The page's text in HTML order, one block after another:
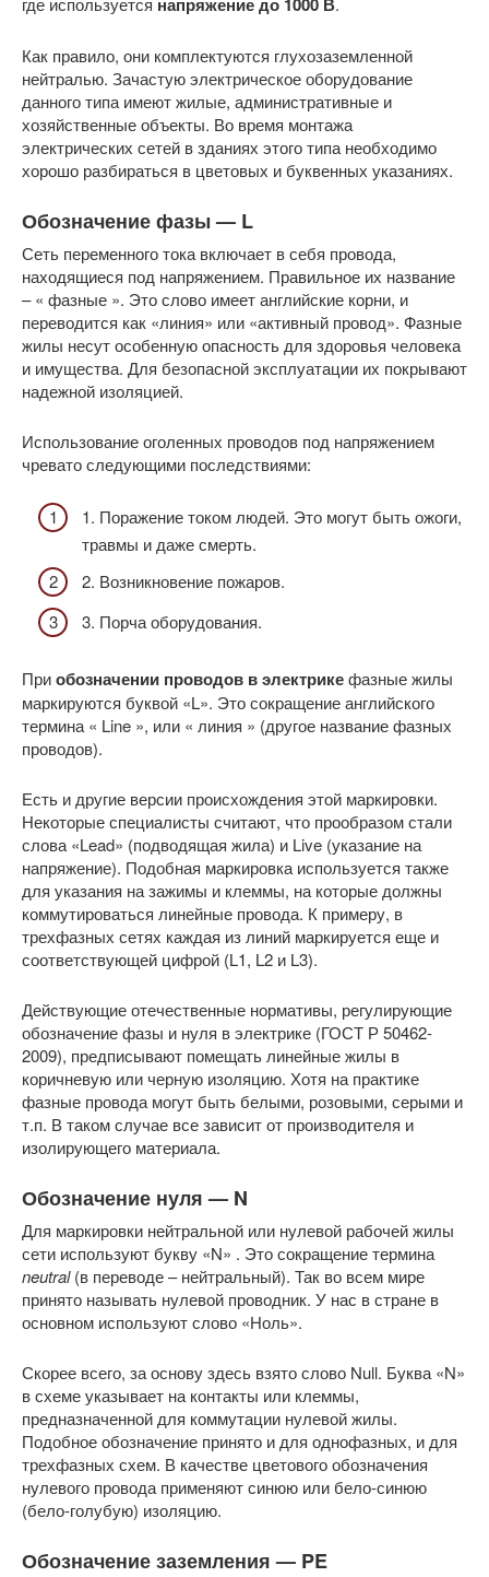
Как правило, они комплектуются глухозаземленной
нейтралью. Зачастую электрическое оборудование
данного типа имеют жилые, административные и
хозяйственные объекты. Во время монтажа
электрических сетей в зданиях этого типа необходимо
хорошо разбираться в цветовых и буквенных указаниях.
Обозначение фазы — L
Сеть переменного тока включает в себя провода,
находящиеся под напряжением. Правильное их название
– « фазные ». Это слово имеет английские корни, и
переводится как «линия» или «активный провод». Фазные
жилы несут особенную опасность для здоровья человека
и имущества. Для безопасной эксплуатации их покрывают
надежной изоляцией.
Использование оголенных проводов под напряжением
чревато следующими последствиями:
1. Поражение током людей. Это могут быть ожоги,
травмы и даже смерть.
2. Возникновение пожаров.
3. Порча оборудования.
Приобозначении проводов в электрикефазные жилы
маркируются буквой «L». Это сокращение английского
термина « Line », или « линия » (другое название фазных
проводов).
Есть и другие версии происхождения этой маркировки.
Некоторые специалисты считают, что прообразом стали
слова «Lead» (подводящая жила) и Live (указание на
напряжение). Подобная маркировка используется также
для указания на зажимы и клеммы, на которые должны
коммутироваться линейные провода. К примеру, в
трехфазных сетях каждая из линий маркируется еще и
соответствующей цифрой (L1, L2 и L3).
Действующие отечественные нормативы, регулирующие
обозначение фазы и нуля в электрике (ГОСТ Р 50462-
2009), предписывают помещать линейные жилы в
коричневую или черную изоляцию. Хотя на практике
фазные провода могут быть белыми, розовыми, серыми и
т.п. В таком случае все зависит от производителя и
изолирующего материала.
Обозначение нуля — N
Для маркировки нейтральной или нулевой рабочей жилы
сети используют букву «N» . Это сокращение термина
neutral(в переводе – нейтральный). Так во всем мире
принято называть нулевой проводник. У нас в стране в
основном используют слово «Ноль».
Скорее всего, за основу здесь взято слово Null. Буква «N»
в схеме указывает на контакты или клеммы,
предназначенной для коммутации нулевой жилы.
Подобное обозначение принято и для однофазных, и для
трехфазных схем. В качестве цветового обозначения
нулевого провода применяют синюю или бело-синюю
(бело-голубую) изоляцию.
Обозначение заземления — PE